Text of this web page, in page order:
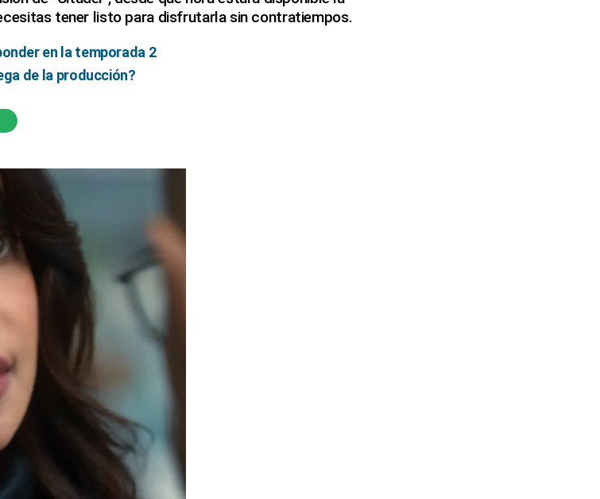
tener listo para disfrutarla sin contratiempos.
en la temporada 2
de la producción?